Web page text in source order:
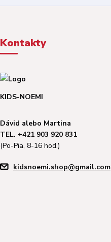
Kontakty
KIDS-NOEMI
Dávid alebo Martina
TEL. +421 903 920 831
(Po-Pia, 8-16 hod.)
kidsnoemi.shop@gmail.com